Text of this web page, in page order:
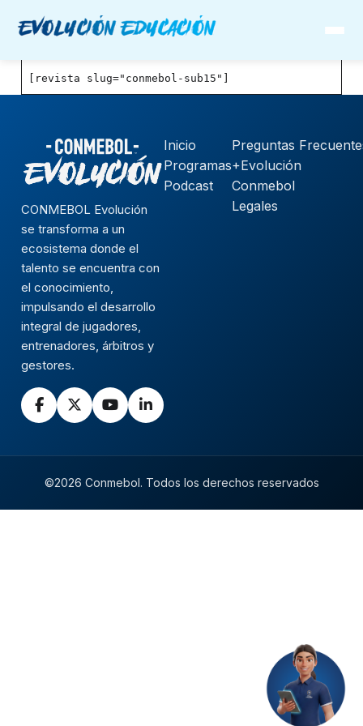
[revista slug="conmebol-sub15"]
CONMEBOL Evolución
se transforma a un
ecosistema donde el
talento se encuentra con
el conocimiento,
impulsando el desarrollo
integral de jugadores,
entrenadores, árbitros y
gestores.
Inicio
Programas
Podcast
Preguntas
+Evolución
Conmebol
Legales
©2026 Conmebol. Todos los derechos reservados